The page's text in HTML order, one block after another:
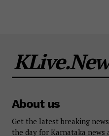
About us
Get the latest breaking
the day for Karnataka news